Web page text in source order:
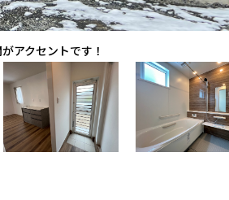
アクセントです！